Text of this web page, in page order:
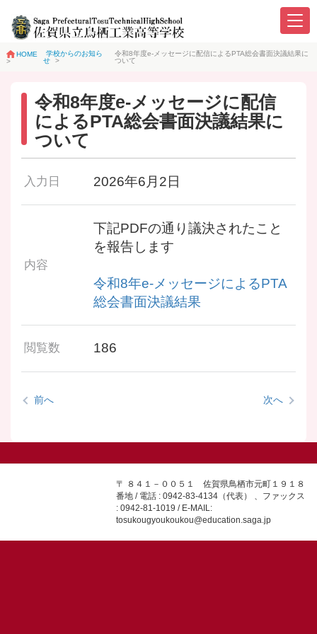
HOME
>
学校からのお知ら
せ
>
令和8年度e-メッセージに配信によるPTA総会書面決議結果に
ついて
令和8年度e-メッセージに配信
によるPTA総会書面決議結果に
ついて
入力日 2026年6月2日
内容
下記PDFの通り議決されたこと
を報告します
令和8年e-メッセージによるPTA
総会書面決議結果
閲覧数 186
前へ 次へ
〒 ８４１－００５１ 佐賀県鳥栖市元町１９１８
番地 / 電話 : 0942-83-4134（代表） 、ファックス
: 0942-81-1019 / E-MAIL:
tosukougyoukoukou@education.saga.jp